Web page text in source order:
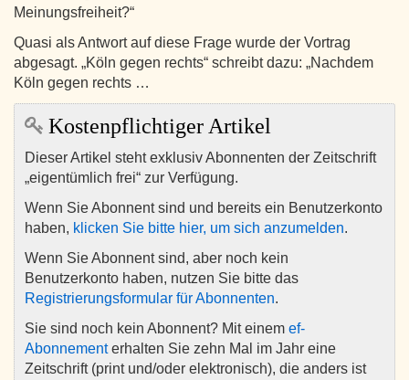
Meinungsfreiheit?“
Quasi als Antwort auf diese Frage wurde der Vortrag
abgesagt. „Köln gegen rechts“ schreibt dazu: „Nachdem
Köln gegen rechts …
Kostenpflichtiger Artikel
Dieser Artikel steht exklusiv Abonnenten der Zeitschrift
„eigentümlich frei“ zur Verfügung.
Wenn Sie Abonnent sind und bereits ein Benutzerkonto
haben, klicken Sie bitte hier, um sich anzumelden.
Wenn Sie Abonnent sind, aber noch kein
Benutzerkonto haben, nutzen Sie bitte das
Registrierungsformular für Abonnenten.
Sie sind noch kein Abonnent? Mit einem ef-
Abonnementerhalten Sie zehn Mal im Jahr eine
Zeitschrift (print und/oder elektronisch), die anders ist